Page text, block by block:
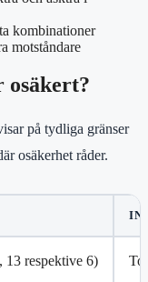
kombinationer
motståndare
osäkert?
på tydliga gränser
osäkerhet råder.
13 respektive 6)